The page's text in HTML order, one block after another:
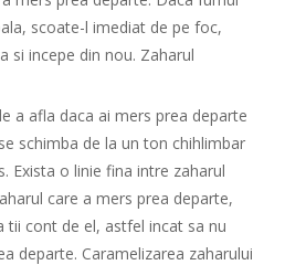
scoate-l imediat de pe foc,
si incepe din nou. Zaharul
a afla daca ai mers prea departe
schimba de la un ton chihlimbar
Exista o linie fina intre zaharul
care a mers prea departe,
tii cont de el, astfel incat sa nu
departe. Caramelizarea zaharului